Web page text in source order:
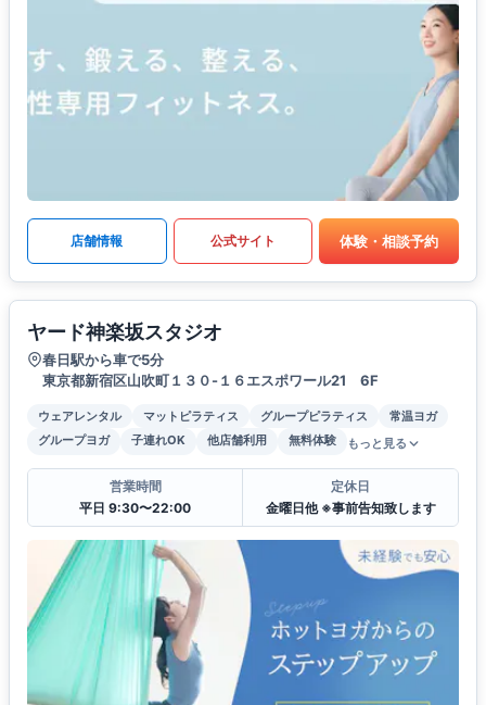
店舗情報 公式サイト 体験・相談予約
ヤード神楽坂スタジオ
春日駅から車で5分
東京都新宿区山吹町１３０-１６エスポワール21 6F
ウェアレンタル マットピラティス グループピラティス
常温ヨガ
グループヨガ
子連れOK 他店舗利用 無料体験 もっと見る
営業時間
平日 9:30〜22:00
定休日
金曜日他 ※事前告知致します